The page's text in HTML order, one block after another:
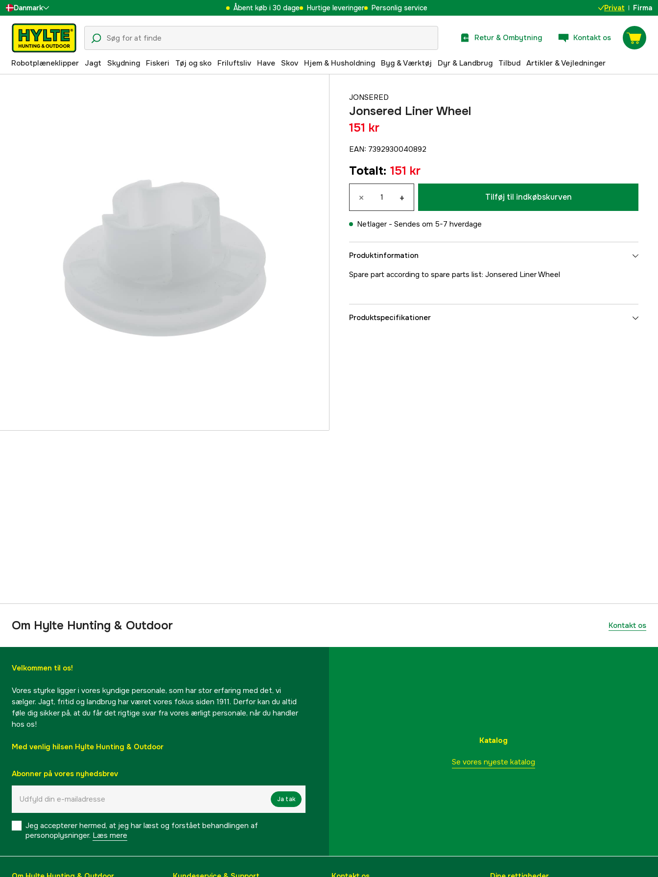
Danmark
Sverige
Suomi
Norge
Åbent køb i 30 dage Hurtige leveringer Personlig service Privat Firma
Retur & Ombytning Kontakt os
Robotplæneklipper Jagt Skydning Fiskeri Tøj og sko Friluftsliv Have Skov Hjem & Husholdning Byg & Værktøj Dyr & Landbrug Tilbud Artikler & Vejledninger
JONSERED
Jonsered Liner Wheel
151 kr
EAN: 7392930040892
Totalt: 151 kr
× + Tilføj til indkøbskurven
Netlager - Sendes om 5-7 hverdage
Produktinformation
Spare part according to spare parts list: Jonsered Liner Wheel
Produktspecifikationer
Om Hylte Hunting & Outdoor Kontakt os
Velkommen til os!
Vores styrke ligger i vores kyndige personale, som har stor erfaring med det, vi
sælger. Jagt, fritid og landbrug har været vores fokus siden 1911. Derfor kan du altid
føle dig sikker på, at du får det rigtige svar fra vores ærligt personale, når du handler
hos os!
Med venlig hilsen Hylte Hunting & Outdoor
Abonner på vores nyhedsbrev
Ja tak
Jeg accepterer hermed, at jeg har læst og forstået behandlingen af ​​
personoplysninger. Læs mere
Katalog
Se vores nyeste katalog